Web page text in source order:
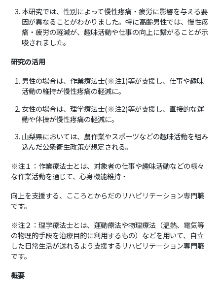
本研究では、性別によって慢性疼痛・疲労に影響を与える要
因が異なることがわかりました。特に高齢男性では、慢性疼
痛・疲労の軽減が、趣味活動や仕事の向上に繋がることが示
唆されました。
研究の活用
男性の場合は、作業療法士(※注1)等が支援し、仕事や趣味
活動の維持が慢性疼痛の軽減に。
女性の場合は、理学療法士(※注2)等が支援し、直接的な運
動や体操が慢性疼痛の軽減に。
山梨県においては、農作業やスポーツなどの趣味活動を組み
込んだ公衆衛生政策が想定される。
※注１：作業療法士とは、対象者の仕事や趣味活動などの様々
な作業活動を通じて、心身機能維持・
向上を支援する、こころとからだのリハビリテーション専門職
です。
※注２：理学療法士とは、運動療法や物理療法（温熱、電気等
の物理的手段を治療目的に利用するもの）などを用いて、自立
した日常生活が送れるよう支援するリハビリテーション専門職
です。
概要